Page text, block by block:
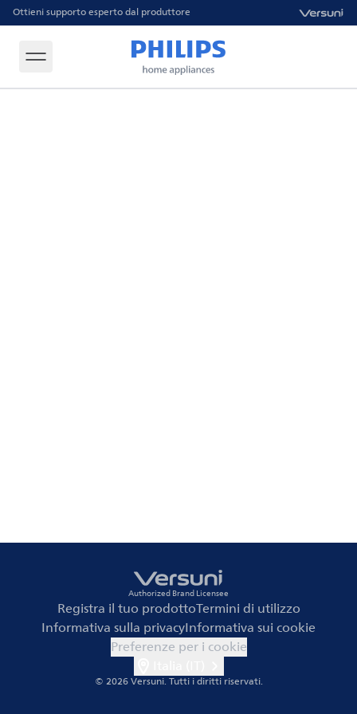
Ottieni supporto esperto dal produttore
Authorized Brand Licensee
Registra il tuo prodottoTermini di utilizzo
Informativa sulla privacyInformativa sui cookie
Preferenze per i cookie
© 2026 Versuni.Tutti i diritti riservati.